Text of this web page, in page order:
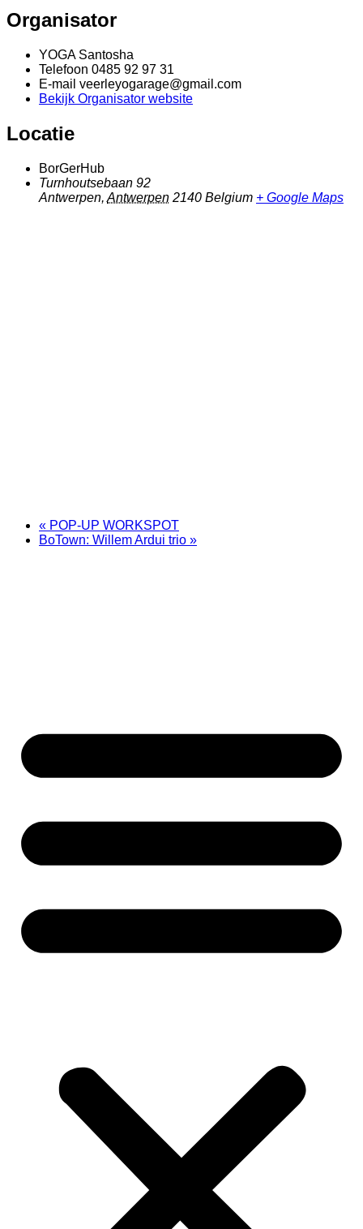
Organisator
YOGA Santosha
Telefoon 0485 92 97 31
E-mail veerleyogarage@gmail.com
Bekijk Organisator website
Locatie
BorGerHub
Turnhoutsebaan 92
Antwerpen, Antwerpen 2140 Belgium + Google Maps
« POP-UP WORKSPOT
BoTown: Willem Ardui trio »